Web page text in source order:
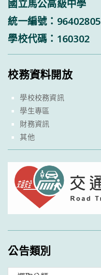
國立馬公高級中學
統一編號：96402805
學校代碼：160302
校務資料開放
學校校務資訊
學生專區
財務資訊
其他
公告類別